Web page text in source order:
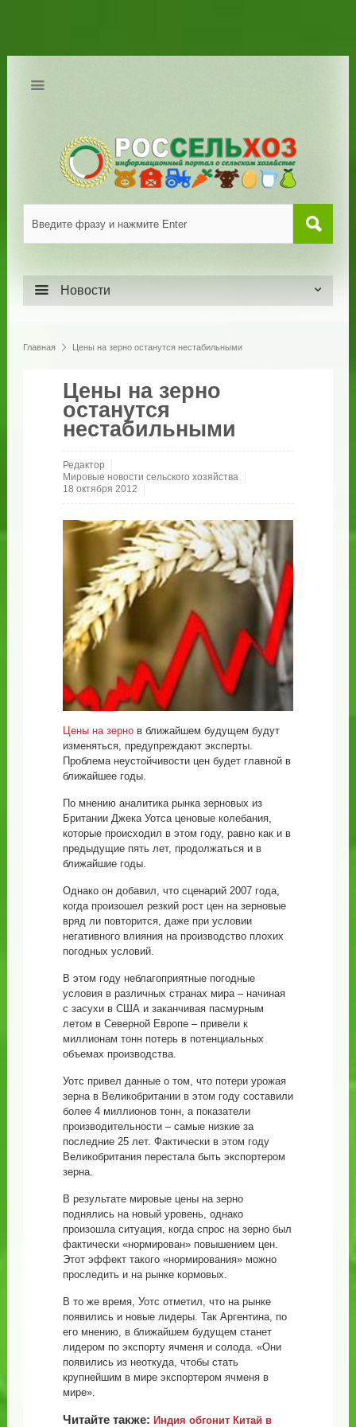
Новости
Главная Цены на зерно останутся нестабильными
Цены на зерно
останутся
нестабильными
Редактор
Мировые новости сельского хозяйства
18 октября 2012
Цены на зернов ближайшем будущем будут
изменяться, предупреждают эксперты.
Проблема неустойчивости цен будет главной в
ближайшее годы.
По мнению аналитика рынка зерновых из
Британии Джека Уотса ценовые колебания,
которые происходил в этом году, равно как и в
предыдущие пять лет, продолжаться и в
ближайшие годы.
Однако он добавил, что сценарий 2007 года,
когда произошел резкий рост цен на зерновые
вряд ли повторится, даже при условии
негативного влияния на производство плохих
погодных условий.
В этом году неблагоприятные погодные
условия в различных странах мира – начиная
с засухи в США и заканчивая пасмурным
летом в Северной Европе – привели к
миллионам тонн потерь в потенциальных
объемах производства.
Уотс привел данные о том, что потери урожая
зерна в Великобритании в этом году составили
более 4 миллионов тонн, а показатели
производительности – самые низкие за
последние 25 лет. Фактически в этом году
Великобритания перестала быть экспортером
зерна.
В результате мировые цены на зерно
поднялись на новый уровень, однако
произошла ситуация, когда спрос на зерно был
фактически «нормирован» повышением цен.
Этот эффект такого «нормирования» можно
проследить и на рынке кормовых.
В то же время, Уотс отметил, что на рынке
появились и новые лидеры. Так Аргентина, по
его мнению, в ближайшем будущем станет
лидером по экспорту ячменя и солода. «Они
появились из неоткуда, чтобы стать
крупнейшим в мире экспортером ячменя в
мире».
Читайте также: Индия обгонит Китай в